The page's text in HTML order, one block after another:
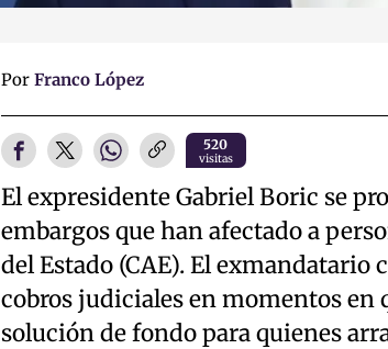
Por Franco López
520
visitas
El expresidente Gabriel Boric se
embargos que han afectado a
del Estado (CAE). El
cobros judiciales en momentos en
solución de fondo para quienes